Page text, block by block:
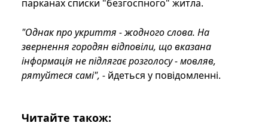
парканах списки "безгоспного" житла.
"Однак про укриття - жодного слова. На
звернення городян відповіли, що вказана
інформація не підлягає розголосу - мовляв,
рятуйтеся самі", - йдеться у повідомленні.
Читайте також: